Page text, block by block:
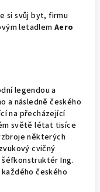
si svůj byt, firmu
letadlem Aero
legendou a
a následně českého
na přecházející
světě létat tisíce
některých
cvičný
Ing.
českého